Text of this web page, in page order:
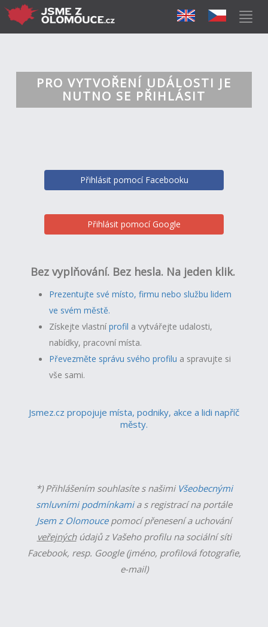
PRO VYTVOŘENÍ UDÁLOSTI JE
NUTNO SE PŘIHLÁSIT
Přihlásit pomocí Facebooku
Přihlásit pomocí Google
Bez vyplňování. Bez hesla. Na jeden klik.
Prezentujte své místo, firmu nebo službu lidem
ve svém městě.
Získejte vlastníprofil a vytvářejte udalosti,
nabídky, pracovní místa.
Převezměte správu svého profilu a spravujte si
vše sami.
Jsmez.cz propojuje místa, podniky, akce a lidi napříč
městy.
*) Přihlášením souhlasíte s našimi Všeobecnými
smluvními podmínkamia s registrací na portále
Jsem z Olomoucepomocí přenesení a uchování
veřejnýchúdajů z Vašeho profilu na sociální síti
Facebook, resp. Google (jméno, profilová fotografie,
e-mail)